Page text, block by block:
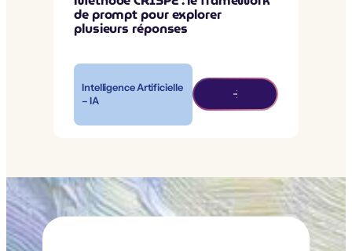
de prompt pour explorer
plusieurs réponses
Intelligence Artificielle
– IA